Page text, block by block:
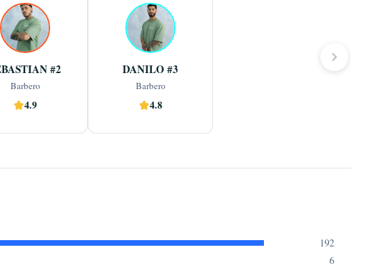
SEBASTIAN #2
Barbero
4.9
Barbero
dedicado y versátil,
en cortes de cabello,
impecable de barba y
de cejas, con una clara
orientación a la estética
Ver más DANILO #3
Barbero
4.8
Barbero
Barbero confiable y dedicado,
experto en cortes de cabello,
arreglo de barba y afeitado, con
una sólida base técnica y una
marcada vocación por
...
Ver más
192
6